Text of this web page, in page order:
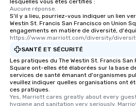
lesquelles vous êtes certifiés :
Aucune réponse.
S'il y a lieu, pourriez-vous indiquer un lien
Westin St. Francis San Francisco on Union
engagements en matière de diversité,
https://www.marriott.com/diversity/
SANTÉ ET SÉCURITÉ
Les pratiques du The Westin St. Francis San
Square ont-elles été élaborées sur la base
services de santé émanant d'organismes
veuillez indiquer quelles organisations ont
ces pratiques.
Yes, Marriott cares greatly about every
hygiene and sanitation very seriously.